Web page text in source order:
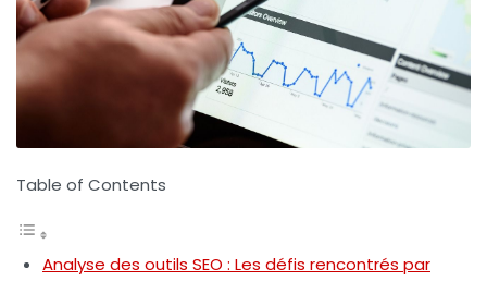
Table of Contents
Analyse des outils SEO : Les défis rencontrés par